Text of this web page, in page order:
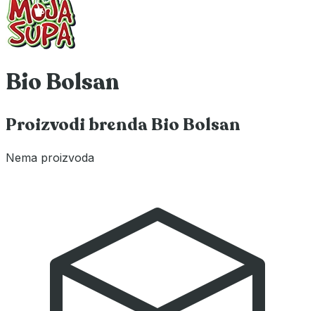
Bio Bolsan
Proizvodi brenda Bio Bolsan
Nema proizvoda